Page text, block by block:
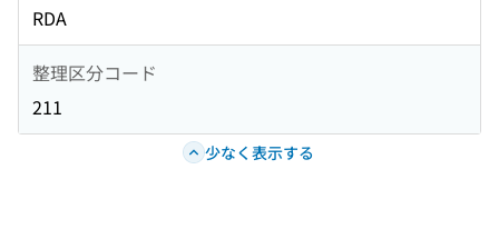
RDA
整理区分コード
211
少なく表示する